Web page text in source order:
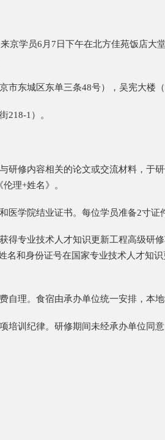
京学员6月7日下午在北方佳苑饭店大
市东城区东单三条48号），吴宪大楼
218-1）。
研修内容相关的论文或交流材料，于
理+姓名》。
医学院结业证书。每位学员准备2寸证
得专业技术人才知识更新工程高级研
名和身份证号在国家专业技术人才知
自理。食宿由承办单位统一安排，本地
培训纪律。研修期间未经承办单位同意